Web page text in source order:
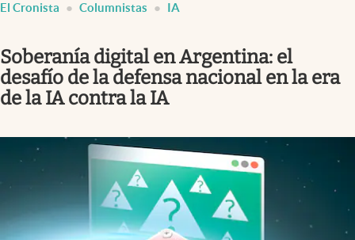
Mercados Online
Columnistas
Otras secciones
Infotechnology
Clima
El Cronista Columnistas IA
Soberanía digital en Argentina: el
desafío de la defensa nacional en la era
de la IA contra la IA